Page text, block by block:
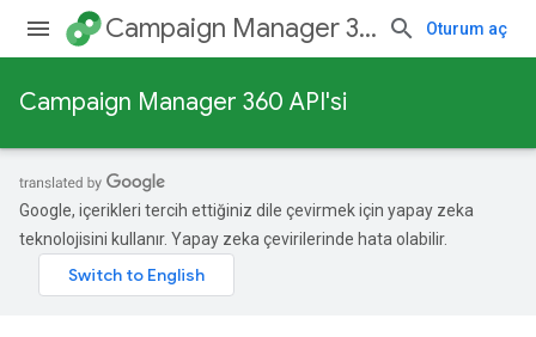
Campaign Manager 360 Oturum aç
Campaign Manager 360 API'si
Google, içerikleri tercih ettiğiniz dile çevirmek için yapay zeka
teknolojisini kullanır. Yapay zeka çevirilerinde hata olabilir.